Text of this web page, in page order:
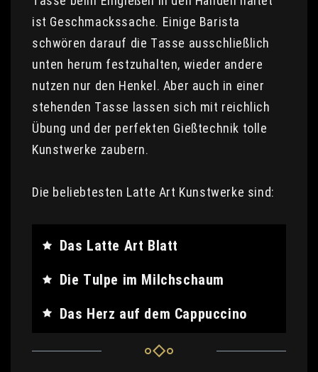
ist Geschmackssache. Einige Barista
schwören darauf die Tasse ausschließlich
unten herum festzuhalten, wieder andere
nutzen nur den Henkel. Aber auch in einer
stehenden Tasse lassen sich mit reichlich
Übung und der perfekten Gießtechnik tolle
Kunstwerke zaubern.
Die beliebtesten Latte Art Kunstwerke sind:
Das Latte Art Blatt
Die Tulpe im Milchschaum
Das Herz auf dem Cappuccino